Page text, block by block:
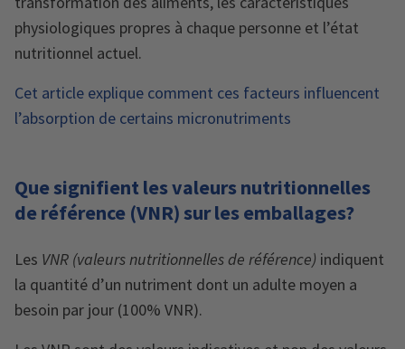
physiologiques propres à chaque personne et l’état
nutritionnel actuel.
Cet article explique comment ces facteurs influencent
l’absorption de certains micronutriments
Que signifient les valeurs nutritionnelles
de référence (VNR) sur les emballages?
Les VNR (valeurs nutritionnelles de référence) indiquent
la quantité d’un nutriment dont un adulte moyen a
besoin par jour (100% VNR).